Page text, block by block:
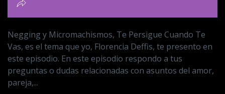
Negging y Micromachismos, Te Persigue Cuando Te
Vas, es el tema que yo, Florencia Deffis, te presento en
este episodio. En este episodio respondo a tus
preguntas o dudas relacionadas con asuntos del amor,
pareja,...